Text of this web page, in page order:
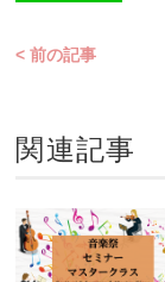
< 前の記事
関連記事